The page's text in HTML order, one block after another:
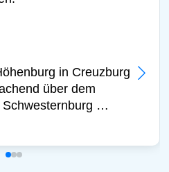
in Creuzburg
über dem
Schwesternburg …